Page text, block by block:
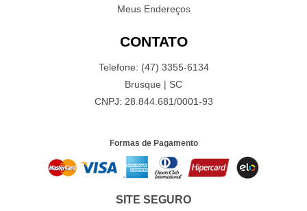
Meus Endereços
CONTATO
Telefone: (47) 3355-6134
Brusque | SC
CNPJ: 28.844.681/0001-93
Formas de Pagamento
SITE SEGURO